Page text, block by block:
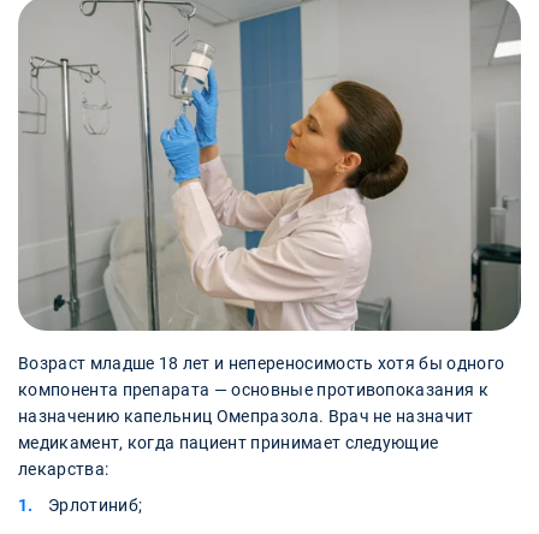
Возраст младше 18 лет и непереносимость хотя бы одного
компонента препарата — основные противопоказания к
назначению капельниц Омепразола. Врач не назначит
медикамент, когда пациент принимает следующие
лекарства:
Эрлотиниб;